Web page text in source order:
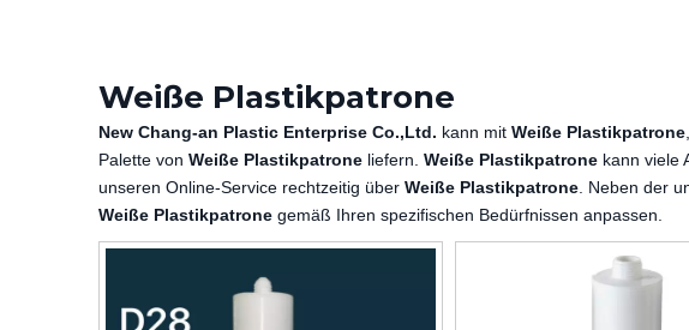
Weiße Plastikpatrone
New Chang-an Plastic Enterprise Co.,Ltd. kann mit Weiße Plastikpatrone
Palette von Weiße Plastikpatrone liefern. Weiße Plastikpatrone kann viele
unseren Online-Service rechtzeitig über Weiße Plastikpatrone . Neben der
Weiße Plastikpatrone gemäß Ihren spezifischen Bedürfnissen anpassen.